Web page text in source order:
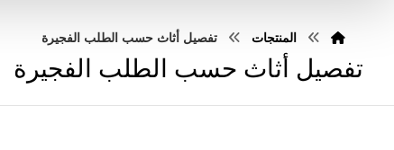
المنتجات تفصيل أثاث حسب الطلب الفجيرة
تفصيل أثاث حسب الطلب الفجيرة